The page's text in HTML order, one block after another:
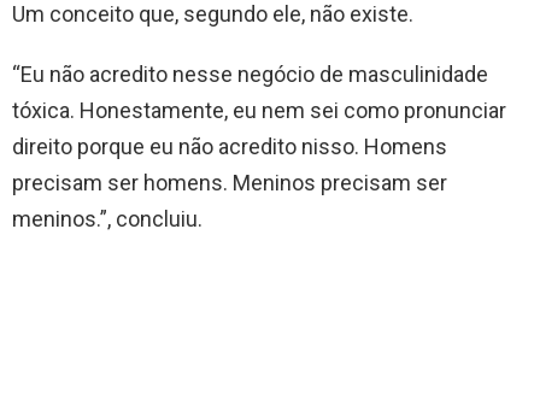
Um conceito que, segundo ele, não existe.
“Eu não acredito nesse negócio de masculinidade
tóxica. Honestamente, eu nem sei como pronunciar
direito porque eu não acredito nisso. Homens
precisam ser homens. Meninos precisam ser
meninos.”, concluiu.